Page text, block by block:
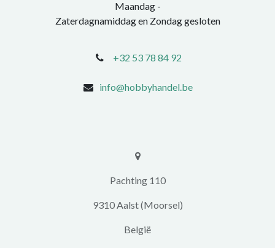
Maandag -
Zaterdagnamiddag en Zondag gesloten
+32 53 78 84 92
info@hobbyhandel.be
​​Pachting 110
9310 Aalst (Moorsel)
​België